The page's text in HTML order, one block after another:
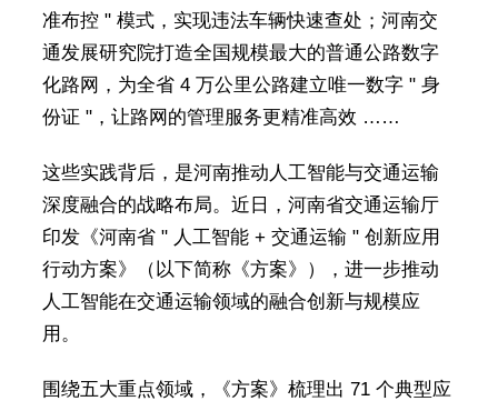
准布控 " 模式，实现违法车辆快速查处；河南交
通发展研究院打造全国规模最大的普通公路数字
化路网，为全省 4 万公里公路建立唯一数字 " 身
份证 "，让路网的管理服务更精准高效 ……
这些实践背后，是河南推动人工智能与交通运输
深度融合的战略布局。近日，河南省交通运输厅
印发《河南省 " 人工智能 + 交通运输 " 创新应用
行动方案》（以下简称《方案》），进一步推动
人工智能在交通运输领域的融合创新与规模应
用。
围绕五大重点领域，《方案》梳理出 71 个典型应